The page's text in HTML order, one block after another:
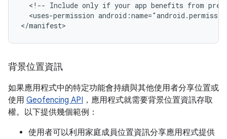
<!-- Include only if your app benefits from
<uses-permission
</manifest>
背景位置資訊
如果應用程式中的特定功能會持續與其他使用者分享位置或
使用 Geofencing API ，應用程式就需要背景位置資訊存取
權。以下提供幾個範例：
使用者可以利用家庭成員位置資訊分享應用程式提供